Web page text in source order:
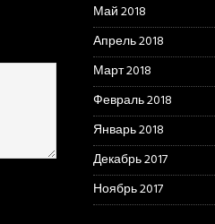
Май 2018
Апрель 2018
Март 2018
Февраль 2018
Январь 2018
Декабрь 2017
Ноябрь 2017